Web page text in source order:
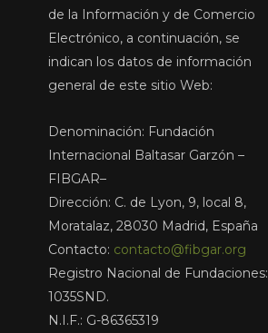
de la Información y de Comercio
Electrónico, a continuación, se
indican los datos de información
general de este sitio Web:
Denominación: Fundación
Internacional Baltasar Garzón –
FIBGAR–
Dirección: C. de Lyon, 9, local 8,
Moratalaz, 28030 Madrid, España
Contacto: contacto@fibgar.org
Registro Nacional de Fundaciones:
1035SND.
N.I.F.: G-86365319